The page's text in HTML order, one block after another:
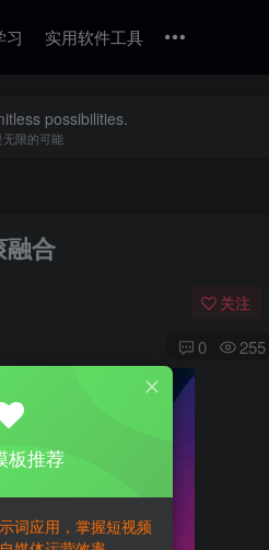
习 实用软件工具
possibilities.
限的可能
融合
关注
0 255
板推荐
词应用，掌握短视频